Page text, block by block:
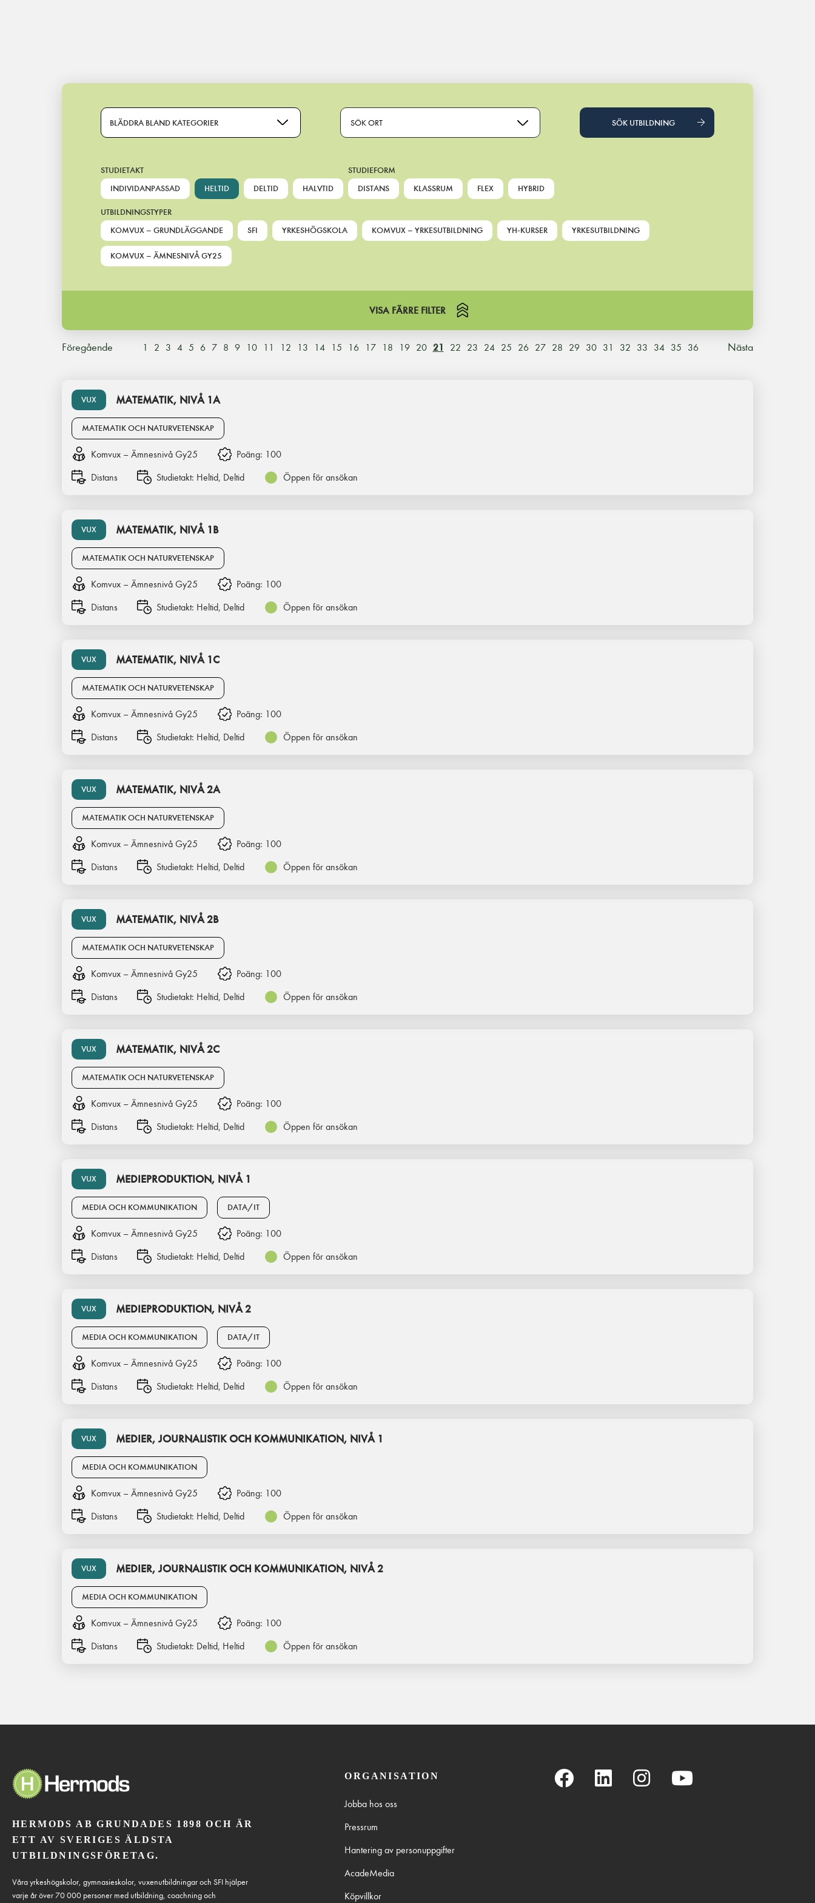
Main Navigation
BLÄDDRA BLAND KATEGORIER SÖK ORT SÖK UTBILDNING
STUDIETAKT
INDIVIDANPASSAD
HELTID DELTID HALVTID
STUDIEFORM
DISTANS
KLASSRUM FLEX HYBRID
UTBILDNINGSTYPER
KOMVUX – GRUNDLÄGGANDE
SFI YRKESHÖGSKOLA KOMVUX – YRKESUTBILDNING YH-KURSER YRKESUTBILDNING
KOMVUX – ÄMNESNIVÅ GY25
VISA FÄRRE FILTER
Föregående 1 2 3 4 5 6 7 8 9 10 11 12 13 14 15 16 17 18 19 20 21 22 23 24 25 26 27 28 29 30 31 32 33 34 35 36 Nästa
VUX MATEMATIK, NIVÅ 1A
MATEMATIK OCH NATURVETENSKAP
Komvux – Ämnesnivå Gy25 Poäng: 100
Distans
Studietakt: Heltid, Deltid Öppen för ansökan
VUX MATEMATIK, NIVÅ 1B
MATEMATIK OCH NATURVETENSKAP
Komvux – Ämnesnivå Gy25 Poäng: 100
Distans
Studietakt: Heltid, Deltid Öppen för ansökan
VUX MATEMATIK, NIVÅ 1C
MATEMATIK OCH NATURVETENSKAP
Komvux – Ämnesnivå Gy25 Poäng: 100
Distans
Studietakt: Heltid, Deltid Öppen för ansökan
VUX MATEMATIK, NIVÅ 2A
MATEMATIK OCH NATURVETENSKAP
Komvux – Ämnesnivå Gy25 Poäng: 100
Distans
Studietakt: Heltid, Deltid Öppen för ansökan
VUX MATEMATIK, NIVÅ 2B
MATEMATIK OCH NATURVETENSKAP
Komvux – Ämnesnivå Gy25 Poäng: 100
Distans
Studietakt: Heltid, Deltid Öppen för ansökan
VUX MATEMATIK, NIVÅ 2C
MATEMATIK OCH NATURVETENSKAP
Komvux – Ämnesnivå Gy25 Poäng: 100
Distans
Studietakt: Heltid, Deltid Öppen för ansökan
VUX MEDIEPRODUKTION, NIVÅ 1
MEDIA OCH KOMMUNIKATION DATA/IT
Komvux – Ämnesnivå Gy25 Poäng: 100
Distans
Studietakt: Heltid, Deltid Öppen för ansökan
VUX MEDIEPRODUKTION, NIVÅ 2
MEDIA OCH KOMMUNIKATION DATA/IT
Komvux – Ämnesnivå Gy25 Poäng: 100
Distans
Studietakt: Heltid, Deltid Öppen för ansökan
VUX MEDIER, JOURNALISTIK OCH KOMMUNIKATION, NIVÅ 1
MEDIA OCH KOMMUNIKATION
Komvux – Ämnesnivå Gy25 Poäng: 100
Distans
Studietakt: Heltid, Deltid Öppen för ansökan
VUX MEDIER, JOURNALISTIK OCH KOMMUNIKATION, NIVÅ 2
MEDIA OCH KOMMUNIKATION
Komvux – Ämnesnivå Gy25 Poäng: 100
Distans
Studietakt: Deltid, Heltid Öppen för ansökan
HERMODS AB GRUNDADES 1898 OCH ÄR
ETT AV SVERIGES ÄLDSTA
UTBILDNINGSFÖRETAG.
Våra yrkeshögskolor, gymnasieskolor, vuxenutbildningar och SFI hjälper
varje år över 70 000 personer med utbildning, coachning och
ORGANISATION
Jobba hos oss
Pressrum
Hantering av personuppgifter
AcadeMedia
Köpvillkor